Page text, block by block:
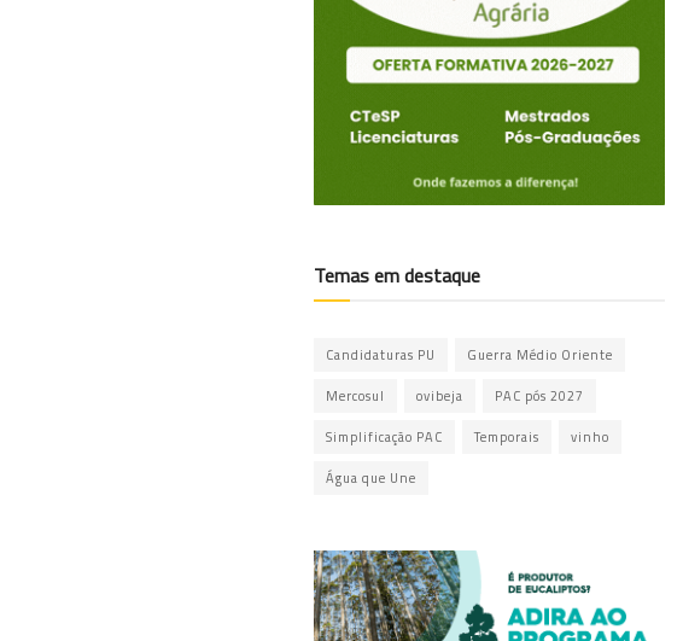
Temas em destaque
Candidaturas PU Guerra Médio Oriente
Mercosul ovibeja PAC pós 2027
Simplificação PAC Temporais vinho
Água que Une